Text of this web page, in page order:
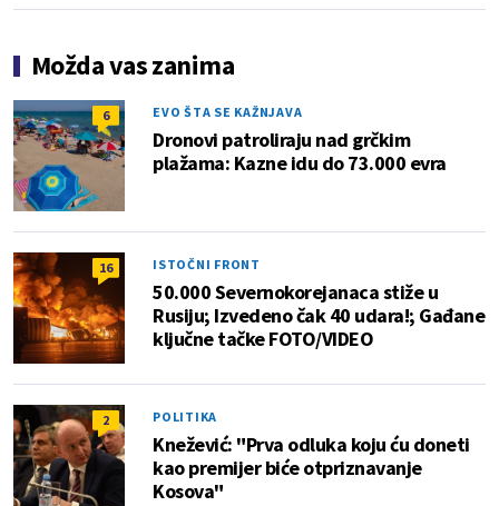
Možda vas zanima
6 EVO ŠTA SE KAŽNJAVA
Dronovi patroliraju nad grčkim
plažama: Kazne idu do 73.000 evra
16 ISTOČNI FRONT
50.000 Severnokorejanaca stiže u
Rusiju; Izvedeno čak 40 udara!; Gađane
ključne tačke FOTO/VIDEO
2 POLITIKA
Knežević: "Prva odluka koju ću doneti
kao premijer biće otpriznavanje
Kosova"